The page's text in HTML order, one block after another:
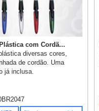
com Cordã...
diversas cores,
de cordão. Uma
já inclusa.